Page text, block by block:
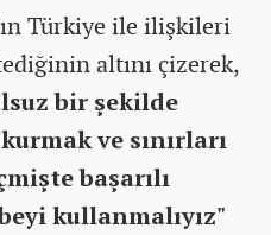
Türkiye ile ilişkileri
altını çizerek,
bir şekilde
ve sınırları
başarılı
kullanmalıyız"